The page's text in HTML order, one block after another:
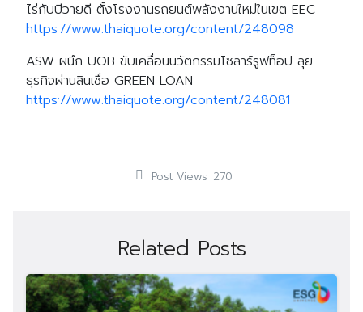
ไร่กับบีวายดี ตั้งโรงงานรถยนต์พลังงานใหม่ในเขต EEC
https://www.thaiquote.org/content/248098
ASW ผนึก UOB ขับเคลื่อนนวัตกรรมโซลาร์รูฟท็อป ลุย
ธุรกิจผ่านสินเชื่อ GREEN LOAN
https://www.thaiquote.org/content/248081
Post Views: 270
Related Posts